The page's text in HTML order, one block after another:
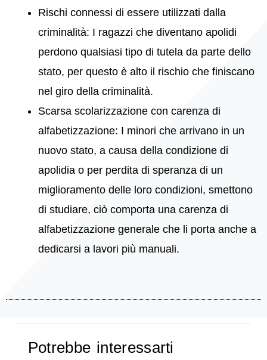
Rischi connessi di essere utilizzati dalla
criminalità: I ragazzi che diventano apolidi
perdono qualsiasi tipo di tutela da parte dello
stato, per questo è alto il rischio che finiscano
nel giro della criminalità.
Scarsa scolarizzazione con carenza di
alfabetizzazione: I minori che arrivano in un
nuovo stato, a causa della condizione di
apolidia o per perdita di speranza di un
miglioramento delle loro condizioni, smettono
di studiare, ciò comporta una carenza di
alfabetizzazione generale che li porta anche a
dedicarsi a lavori più manuali.
Potrebbe interessarti